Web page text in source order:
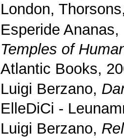
London,
Esperide
Temples of
Atlantic Books,
Luigi Berzano,
ElleDiCi -
Luigi Berzano,